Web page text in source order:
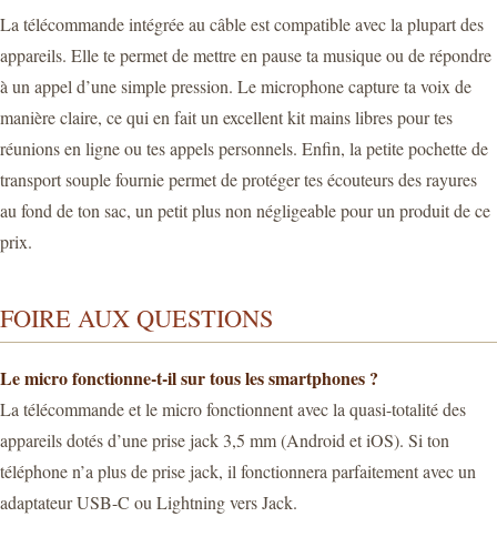
La télécommande intégrée au câble est compatible avec la plupart des
appareils. Elle te permet de mettre en pause ta musique ou de répondre
à un appel d’une simple pression. Le microphone capture ta voix de
manière claire, ce qui en fait un excellent kit mains libres pour tes
réunions en ligne ou tes appels personnels. Enfin, la petite pochette de
transport souple fournie permet de protéger tes écouteurs des rayures
au fond de ton sac, un petit plus non négligeable pour un produit de ce
prix.
FOIRE AUX QUESTIONS
Le micro fonctionne-t-il sur tous les smartphones ?
La télécommande et le micro fonctionnent avec la quasi-totalité des
appareils dotés d’une prise jack 3,5 mm (Android et iOS). Si ton
téléphone n’a plus de prise jack, il fonctionnera parfaitement avec un
adaptateur USB-C ou Lightning vers Jack.